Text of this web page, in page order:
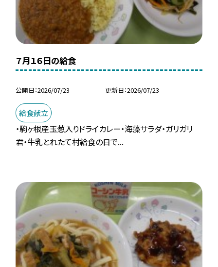
７月１６日の給食
公開日 2026/07/23 更新日 2026/07/23
給食献立
・駒ヶ根産玉葱入りドライカレー・海藻サラダ・ガリガリ
君・牛乳とれたて村給食の日で...